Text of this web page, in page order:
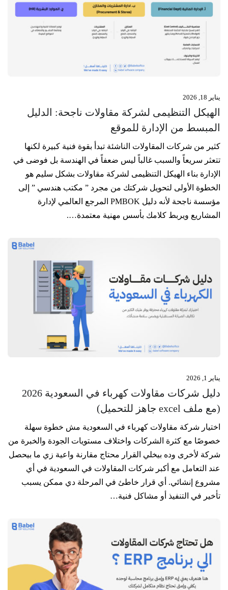
يناير 18, 2026
الهيكل التنظيمى لشركة مقاولات ناجحة: الدليل
المبسط من الإدارة للموقع
كثير من شركات المقاولات الناشئة تبدأ بقوة فنية كبيرة لكنها
تتعثر سريعاً والسبب غالباً ليس ضعفاً في الهندسة بل فوضى في
الإدارة بناء الهيكل التنظيمى لشركة مقاولات بشكل سليم هو
الخطوة الأولى لتحويل شركتك من مجرد ” مكتب هندسي ” إلى
مؤسسة ناجحة لأنه دليل PMBOK المرجع العالمي لإدارة
المشاريع ويربط كلامك بأسس مهنية معتمدة….
يناير 1, 2026
دليل شركات مقاولات كهرباء في السعودية 2026
(مع ملف excel جاهز للتحميل)
اختيار شركة مقاولات كهرباء في السعودية مش خطوة سهلة
خصوصًا مع كثرة الشركات واختلاف مستويات الجودة والخبرة من
شركة لأخرى وده بيخلي القرار محتاج مقارنة واعية زي ما بيحصل
عند التعامل مع أكبر شركات المقاولات في السعودية في أي
مشروع إنشائي. أي قرار خاطئ في المرحلة دي ممكن يسبب
تأخير في التنفيذ أو مشاكل فنية…